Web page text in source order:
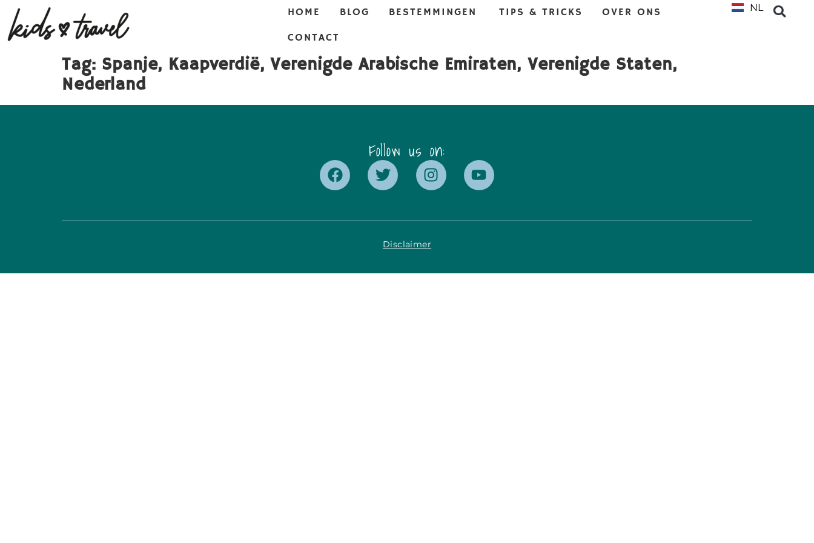
HOME BLOG BESTEMMINGEN TIPS & TRICKS
OVER ONS
CONTACT
NL
EN
Tag: Spanje, Kaapverdië, Verenigde Arabische Emiraten, Verenigde Staten,
Nederland
Follow us on:
Disclaimer